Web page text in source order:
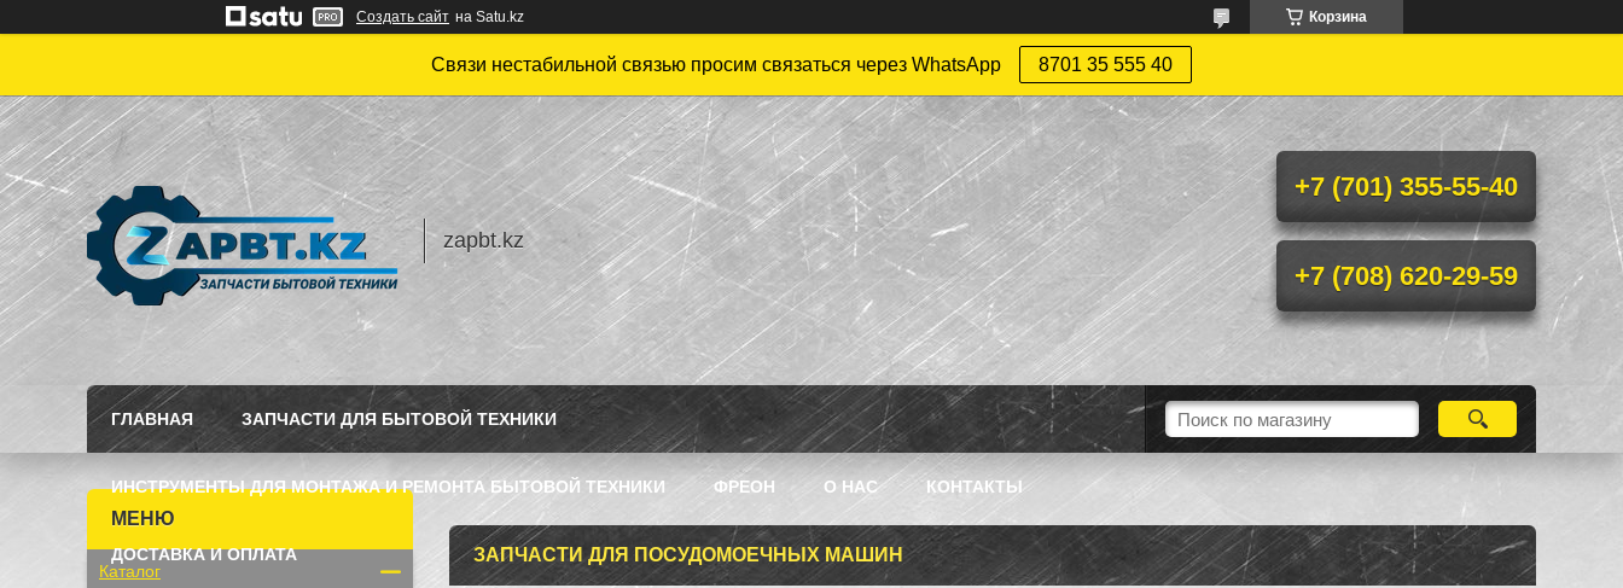
Создать сайт на Satu.kz Корзина
Связи нестабильной связью просим связаться через WhatsApp 8701 35 555 40
zapbt.kz
+7 (701) 355-55-40
+7 (708) 620-29-59
ГЛАВНАЯ ЗАПЧАСТИ ДЛЯ БЫТОВОЙ ТЕХНИКИ
ИНСТРУМЕНТЫ ДЛЯ МОНТАЖА И РЕМОНТА БЫТОВОЙ ТЕХНИКИ ФРЕОН О НАС КОНТАКТЫ
ДОСТАВКА И ОПЛАТА ЗАПЧАСТИ ДЛЯ ПОСУДОМОЕЧНЫХ МАШИН
Каталог